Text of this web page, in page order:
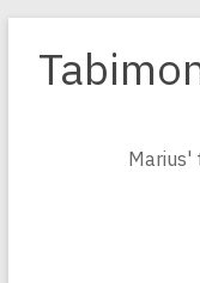
Inhalt
springen
Marius'